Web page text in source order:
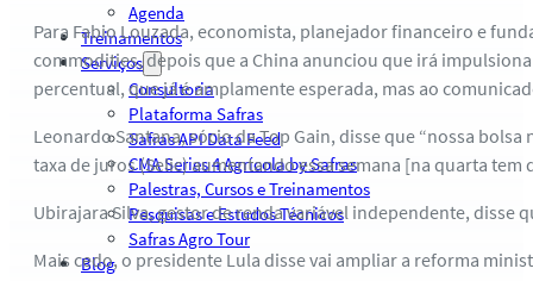
Agenda
Treinamentos
Serviços
Consultoria
Plataforma Safras
Safras API Data Feed
CMA Series 4 Agrícola by Safras
Palestras, Cursos e Treinamentos
Pesquisas e Estudos Técnicos
Safras Agro Tour
Blog
Para Fabio Louzada, economista, planejador financeiro e
commodities, depois que a China anunciou que irá
percentual, que já é amplamente esperada, mas ao
Leonardo Santana, sócio da Top Gain, disse que “nossa
taxa de juros (Selic) aumentando essa semana [na quarta
Ubirajara Silva, gestor de renda variável independente, disse
Mais cedo, o presidente Lula disse vai ampliar a reforma